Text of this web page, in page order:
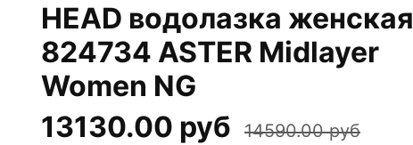
HEAD водолазка женская
824734 ASTER Midlayer
Women NG
13130.00 руб
14590.00 руб